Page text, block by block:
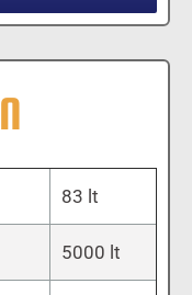
83 lt
5000 lt